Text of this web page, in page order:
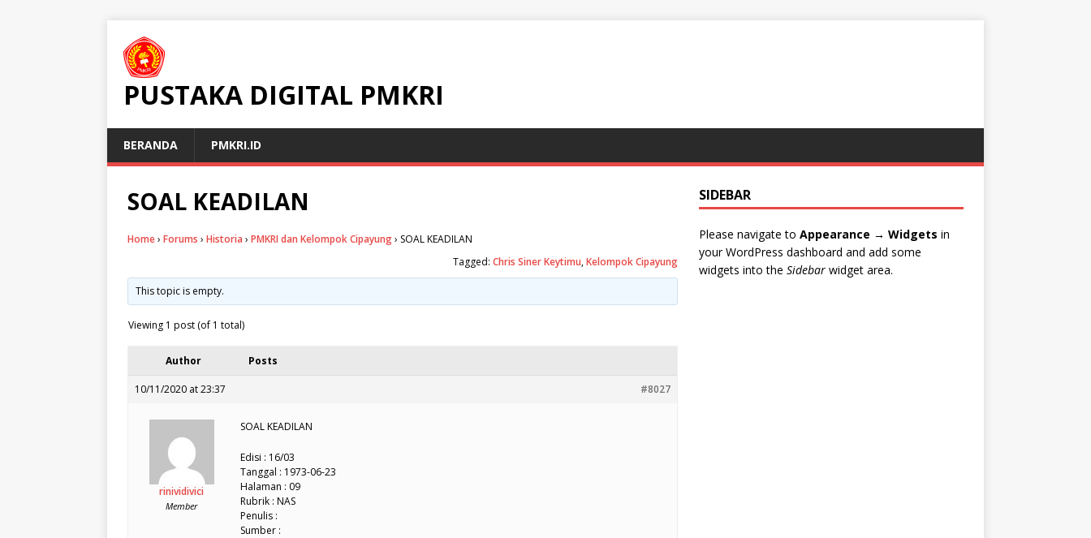
PUSTAKA DIGITAL PMKRI
BERANDA PMKRI.ID
SOAL KEADILAN
Home› Forums › Historia › PMKRI dan Kelompok Cipayung› SOAL KEADILAN
Tagged:Chris Siner Keytimu,Kelompok Cipayung
This topic is empty.
Viewing 1 post (of 1 total)
Author Posts
10/11/2020 at 23:37 #8027
rinividivici
Member
SOAL KEADILAN
Edisi : 16/03
Tanggal : 1973-06-23
Halaman : 09
Rubrik : NAS
Penulis :
Sumber :
SIDEBAR
Please navigate to Appearance → Widgets in
your WordPress dashboard and add some
widgets into the Sidebarwidget area.